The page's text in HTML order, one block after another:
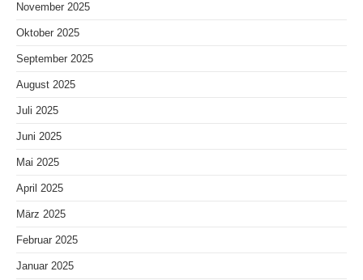
November 2025
Oktober 2025
September 2025
August 2025
Juli 2025
Juni 2025
Mai 2025
April 2025
März 2025
Februar 2025
Januar 2025